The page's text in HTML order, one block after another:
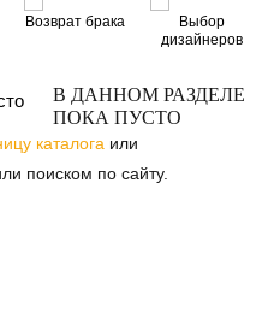
Возврат брака
Выбор
дизайнеров
В ДАННОМ РАЗДЕЛЕ
ПОКА ПУСТО
каталога или
поиском по сайту.